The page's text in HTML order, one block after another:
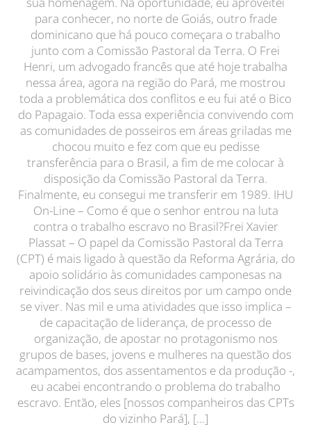
para conhecer, no norte de Goiás, outro frade
dominicano que há pouco começara o trabalho
junto com a Comissão Pastoral da Terra. O Frei
Henri, um advogado francês que até hoje trabalha
nessa área, agora na região do Pará, me mostrou
toda a problemática dos conflitos e eu fui até o Bico
do Papagaio. Toda essa experiência convivendo com
as comunidades de posseiros em áreas griladas me
chocou muito e fez com que eu pedisse
transferência para o Brasil, a fim de me colocar à
disposição da Comissão Pastoral da Terra.
Finalmente, eu consegui me transferir em 1989. IHU
On-Line – Como é que o senhor entrou na luta
contra o trabalho escravo no Brasil?Frei Xavier
Plassat – O papel da Comissão Pastoral da Terra
(CPT) é mais ligado à questão da Reforma Agrária, do
apoio solidário às comunidades camponesas na
reivindicação dos seus direitos por um campo onde
se viver. Nas mil e uma atividades que isso implica –
de capacitação de liderança, de processo de
organização, de apostar no protagonismo nos
grupos de bases, jovens e mulheres na questão dos
acampamentos, dos assentamentos e da produção -,
eu acabei encontrando o problema do trabalho
escravo. Então, eles [nossos companheiros das CPTs
do vizinho Pará], […]